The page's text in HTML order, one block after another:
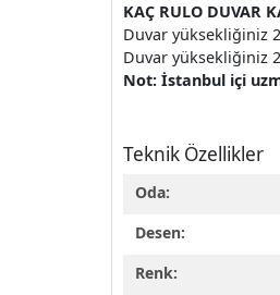
KAÇ RULO DUVAR
Duvar yüksekliğiniz
Duvar yüksekliğiniz
Not: İstanbul içi
Teknik Özellikler
Oda:
Desen:
Renk: